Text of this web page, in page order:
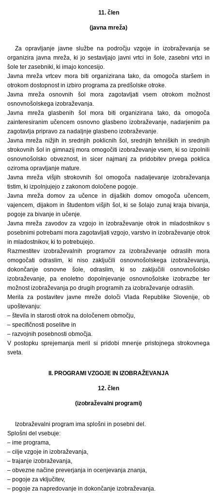
11. člen
(javna mreža)
Za opravljanje javne službe na področju vzgoje in izobraževanja se
organizira javna mreža, ki jo sestavljajo javni vrtci in šole, zasebni vrtci in
šole ter zasebniki, ki imajo koncesijo.
Javna mreža vrtcev mora biti organizirana tako, da omogoča staršem in
otrokom dostopnost in izbiro programa za predšolske otroke.
Javna mreža osnovnih šol mora zagotavljati vsem otrokom možnost
osnovnošolskega izobraževanja.
Javna mreža glasbenih šol mora biti organizirana tako, da omogoča
zainteresiranim učencem osnovno glasbeno izobraževanje, nadarjenim pa
zagotavlja pripravo za nadaljnje glasbeno izobraževanje.
Javna mreža nižjih in srednjih poklicnih šol, srednjih tehniških in srednjih
strokovnih šol in gimnazij mora omogočiti izobraževanje vsem, ki so izpolnili
osnovnošolsko obveznost, in sicer najmanj za pridobitev prvega poklica
oziroma opravljanje mature.
Javna mreža višjih strokovnih šol omogoča nadaljevanje izobraževanja
tistim, ki izpolnjujejo z zakonom določene pogoje.
Javna mreža domov za učence in dijaških domov omogoča učencem,
vajencem, dijakom in študentom višjih šol, ki se šolajo zunaj kraja bivanja,
pogoje za bivanje in učenje.
Javna mreža zavodov za vzgojo in izobraževanje otrok in mladostnikov s
posebnimi potrebami mora zagotavljati vzgojo, varstvo in izobraževanje otrok
in mladostnikov, ki to potrebujejo.
Razmestitev izobraževalnih programov za izobraževanje odraslih mora
omogočati odraslim, ki niso zaključili osnovnošolskega izobraževanja,
dokončanje osnovne šole, odraslim, ki so zaključili osnovnošolsko
izobraževanje, pa enoletno dopolnjevanje osnovnošolske izobrazbe ter
možnost izobraževanja po drugih programih za izobraževanje odraslih.
Merila za postavitev javne mreže določi Vlada Republike Slovenije, ob
upoštevanju:
– števila in starosti otrok na določenem območju,
– specifičnosti poselitve in
– razvojnih posebnosti območja.
V postopku sprejemanja meril si pridobi mnenje pristojnega strokovnega
sveta.
II. PROGRAMI VZGOJE IN IZOBRAŽEVANJA
12. člen
(izobraževalni programi)
Izobraževalni program ima splošni in posebni del.
Splošni del vsebuje:
– ime programa,
– cilje vzgoje in izobraževanja,
– trajanje izobraževanja,
– obvezne načine preverjanja in ocenjevanja znanja,
– pogoje za vključitev,
– pogoje za napredovanje in dokončanje izobraževanja.